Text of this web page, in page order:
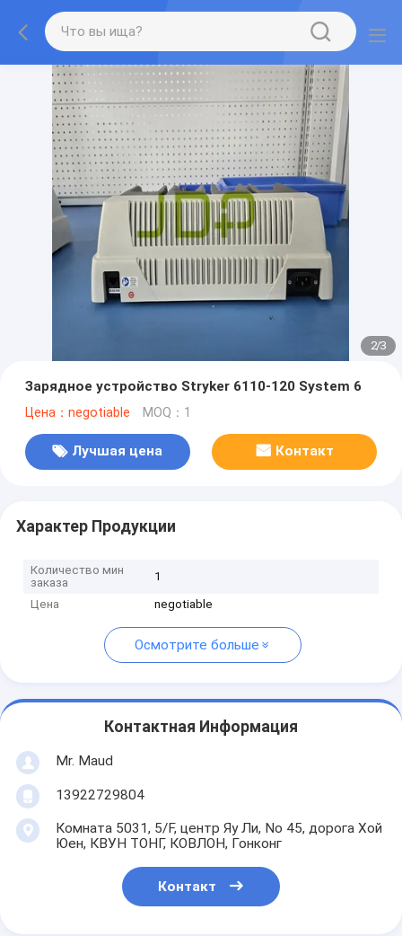
2/3
Зарядное устройство Stryker 6110-120 System 6
Цена：negotiable MOQ：1
Лучшая цена Контакт
Характер Продукции
Количество мин
заказа
1
Цена negotiable
Осмотрите больше
Контактная Информация
Mr. Maud
13922729804
Комната 5031, 5/F, центр Яу Ли, No 45, дорога Хой
Юен, КВУН ТОНГ, КОВЛОН, Гонконг
Контакт